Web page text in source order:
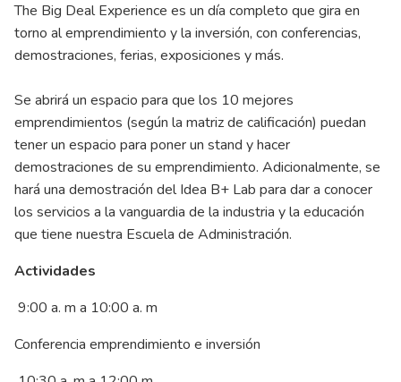
The Big Deal Experience es un día completo que gira en
torno al emprendimiento y la inversión, con conferencias,
demostraciones, ferias, exposiciones y más.
Se abrirá un espacio para que los 10 mejores
emprendimientos (según la matriz de calificación) puedan
tener un espacio para poner un stand y hacer
demostraciones de su emprendimiento. Adicionalmente, se
hará una demostración del Idea B+ Lab para dar a conocer
los servicios a la vanguardia de la industria y la educación
que tiene nuestra Escuela de Administración.
Actividades
9:00 a. m a 10:00 a. m
Conferencia emprendimiento e inversión